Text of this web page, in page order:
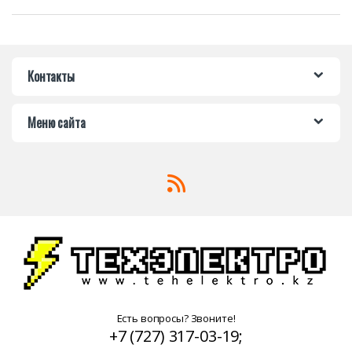
Контакты
Меню сайта
Есть вопросы? Звоните!
+7 (727) 317-03-19;